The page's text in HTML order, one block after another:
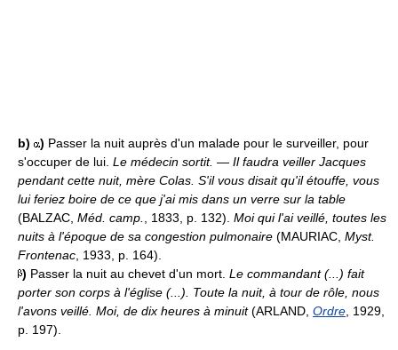
b) ) Passer la nuit auprès d'un malade pour le surveiller, pour
s'occuper de lui. Le médecin sortit. — Il faudra veiller Jacques
pendant cette nuit, mère Colas. S'il vous disait qu'il étouffe, vous
lui feriez boire de ce que j'ai mis dans un verre sur la table
(BALZAC, Méd. camp., 1833, p. 132). Moi qui l'ai veillé, toutes les
nuits à l'époque de sa congestion pulmonaire (MAURIAC, Myst.
Frontenac, 1933, p. 164).
) Passer la nuit au chevet d'un mort. Le commandant (...) fait
porter son corps à l'église (...). Toute la nuit, à tour de rôle, nous
l'avons veillé. Moi, de dix heures à minuit(ARLAND, Ordre, 1929,
p. 197).